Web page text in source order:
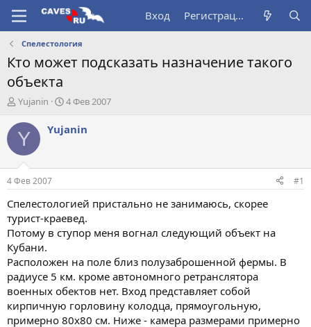
Вход Регистрация
Спелестология
Кто может подсказать назначение такого
объекта
А
т
о
т
е
м
ы
Yujanin
Д
т
а
л
4 Фев 2007
Y Yujanin
4 Фев 2007 #1
Спелестологией пристально не занимаюсь, скорее
турист-краевед.
Потому в ступор меня вогнал следующий объект на
Кубани.
Расположен на поле близ полузаброшенной фермы. В
радиусе 5 км. кроме автономного ретранслятора
военных обектов нет. Вход представляет собой
кирпичную горловину колодца, прямоугольную,
примерно 80х80 см. Ниже - камера размерами примерно